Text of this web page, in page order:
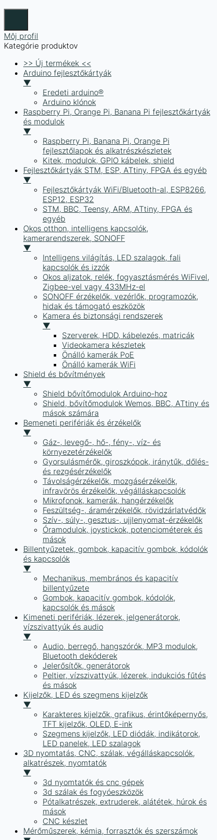
Môj profil
Kategórie produktov
>> Új termékek <<
Arduino fejlesztőkártyák
▼
Eredeti arduino®
Arduino klónok
Raspberry Pi, Orange Pi, Banana Pi fejlesztőkártyák
és modulok
▼
Raspberry Pi, Banana Pi, Orange Pi
fejlesztőlapok és alkatrészkészletek
Kitek, modulok, GPIO kábelek, shield
Fejlesztőkártyák STM, ESP, ATtiny, FPGA és egyéb
▼
Fejlesztőkártyák WiFi/Bluetooth-al, ESP8266,
ESP12, ESP32
STM, BBC, Teensy, ARM, ATtiny, FPGA és
egyéb
Okos otthon, intelligens kapcsolók,
kamerarendszerek, SONOFF
▼
Intelligens világítás, LED szalagok, fali
kapcsolók és izzók
Okos aljzatok, relék, fogyasztásmérés WiFivel,
Zigbee-vel vagy 433MHz-el
SONOFF érzékelők, vezérlők, programozók,
hidak és támogató eszközök
Kamera és biztonsági rendszerek
▼
Szerverek, HDD, kábelezés, matricák
Videokamera készletek
Önálló kamerák PoE
Önálló kamerák WiFi
Shield és bővítmények
▼
Shield bővítőmodulok Arduino-hoz
Shield, bővítőmodulok Wemos, BBC, ATtiny és
mások számára
Bemeneti perifériák és érzékelők
▼
Gáz-, levegő-, hő-, fény-, víz- és
környezetérzékelők
Gyorsulásmérők, giroszkópok, iránytűk, dőlés-
és rezgésérzékelők
Távolságérzékelők, mozgásérzékelők,
infravörös érzékelők, végálláskapcsolók
Mikrofonok, kamerák, hangérzékelők
Feszültség-, áramérzékelők, rövidzárlatvédők
Szív-, súly-, gesztus-, ujjlenyomat-érzékelők
Óramodulok, joystickok, potenciométerek és
mások
Billentyűzetek, gombok, kapacitív gombok, kódolók
és kapcsolók
▼
Mechanikus, membrános és kapacitív
billentyűzete
Gombok, kapacitív gombok, kódolók,
kapcsolók és mások
Kimeneti perifériák, lézerek, jelgenerátorok,
vízszivattyúk és audio
▼
Audio, berregő, hangszórók, MP3 modulok,
Bluetooth dekóderek
Jelerősítők, generátorok
Peltier, vízszivattyúk, lézerek, indukciós fűtés
és mások
Kijelzők, LED és szegmens kijelzők
▼
Karakteres kijelzők, grafikus, érintőképernyős,
TFT kijelzők, OLED, E-ink
Szegmens kijelzők, LED diódák, indikátorok,
LED panelek, LED szalagok
3D nyomtatás, CNC, szálak, végálláskapcsolók,
alkatrészek, nyomtatók
▼
3d nyomtatók és cnc gépek
3d szálak és fogyóeszközök
Pótalkatrészek, extruderek, alátétek, húrok és
mások
CNC készlet
Mérőműszerek, kémia, forrasztók és szerszámok